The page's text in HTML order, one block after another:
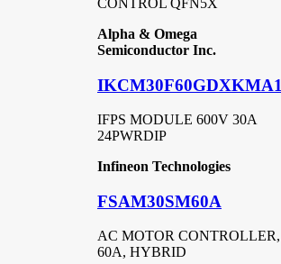
CONTROL QFN5X
Alpha & Omega
Semiconductor Inc.
IKCM30F60GDXKMA1
IFPS MODULE 600V 30A
24PWRDIP
Infineon Technologies
FSAM30SM60A
AC MOTOR CONTROLLER,
60A, HYBRID